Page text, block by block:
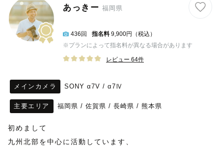
あっきー 福岡県
436回 指名料 9,900円（税込）
※プランによって指名料が異なる場合があります
レビュー 64件
メインカメラ SONY α7V / α7Ⅳ
主要エリア 福岡県 / 佐賀県 / 長崎県 / 熊本県
初めまして
九州北部を中心に活動しています、